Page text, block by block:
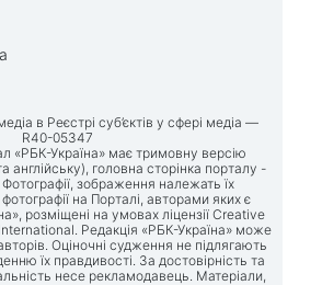
в Реєстрі суб’єктів у сфері медіа —
R40-05347
«РБК-Україна» має тримовну версію
англійську), головна сторінка порталу -
. Фотографії, зображення належать їх
на Порталі, авторами яких є
розміщені на умовах ліцензії Creative
Редакція «РБК-Україна» може
Оціночні судження не підлягають
їх правдивості. За достовірність та
несе рекламодавець. Матеріали,